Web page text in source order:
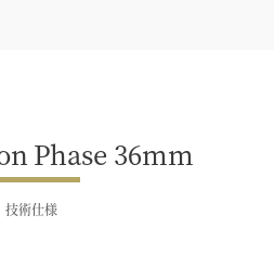
Phase 36mm
技術仕様